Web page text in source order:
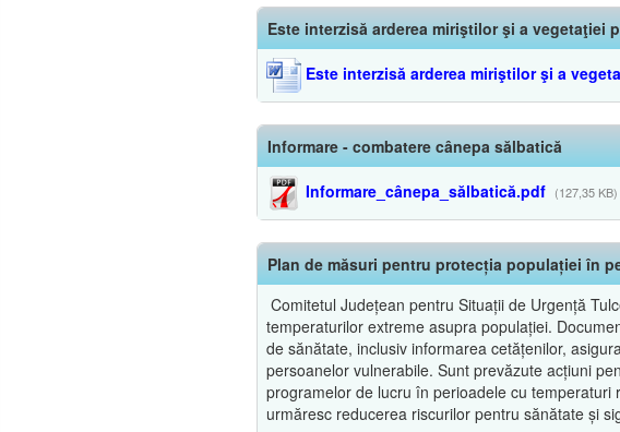
Este interzisă arderea miriştilor şi a vegetaţiei
Este interzisă arderea miriştilor şi a
Informare - combatere cânepa sălbatică
Informare_cânepa_sălbatică.pdf (127,35 KB)
Plan de măsuri pentru protecția populației în
Comitetul Județean pentru Situații de Urgență
temperaturilor extreme asupra populației.
de sănătate, inclusiv informarea cetățenilor,
persoanelor vulnerabile. Sunt prevăzute acțiuni
programelor de lucru în perioadele cu
urmăresc reducerea riscurilor pentru sănătate și